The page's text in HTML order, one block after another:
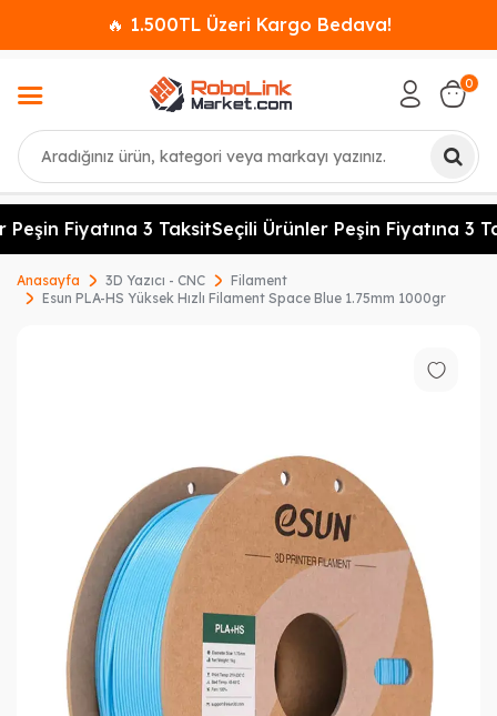
🔥 1.500TL Üzeri Kargo Bedava!
Ara
0
Fiyatına 3 TaksitSeçili Ürünler Peşin Fiyatına 3
Anasayfa 3D Yazıcı - CNC
Filament
Esun PLA-HS Yüksek Hızlı Filament Space Blue 1.75mm 1000gr